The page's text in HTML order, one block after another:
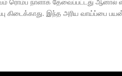
கிடைக்காது. இந்த அரிய வாய்ப்பை